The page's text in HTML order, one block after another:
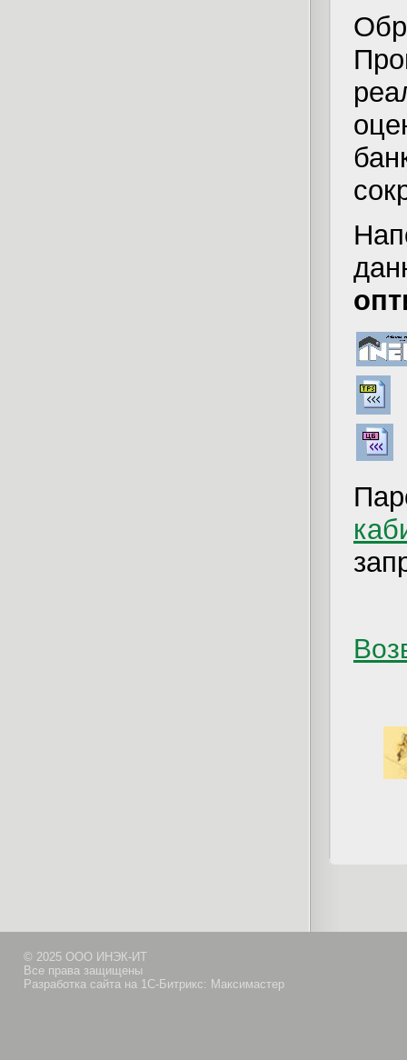
© 2025 ООО ИНЭК-ИТ
Все права защищены
Разработка сайта на 1С-Битрикс: Максимастер